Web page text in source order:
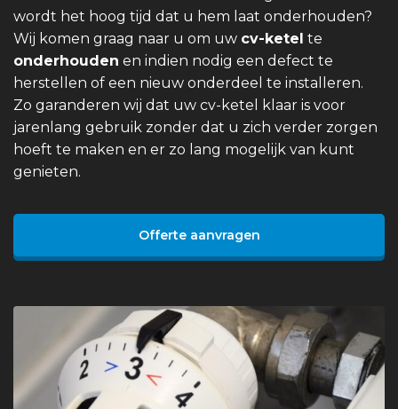
wordt het hoog tijd dat u hem laat onderhouden?
Wij komen graag naar u om uw cv-ketel te
onderhouden en indien nodig een defect te
herstellen of een nieuw onderdeel te installeren.
Zo garanderen wij dat uw cv-ketel klaar is voor
jarenlang gebruik zonder dat u zich verder zorgen
hoeft te maken en er zo lang mogelijk van kunt
genieten.
Offerte aanvragen